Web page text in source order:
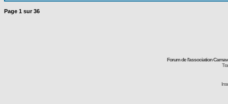
Page 1 sur36
Forum de l'association